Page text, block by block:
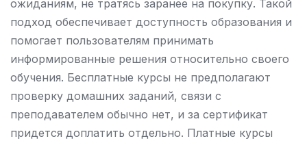
ожиданиям, не тратясь заранее на покупку. Такой
подход обеспечивает доступность образования и
помогает пользователям принимать
информированные решения относительно своего
обучения. Бесплатные курсы не предполагают
проверку домашних заданий, связи с
преподавателем обычно нет, и за сертификат
придется доплатить отдельно. Платные курсы